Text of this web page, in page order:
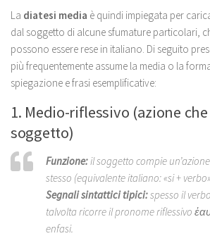
La diatesi media è quindi impiegata per
dal soggetto di alcune sfumature particolari,
possono essere rese in italiano. Di seguito
più frequentemente assume la media o la
spiegazione e frasi esemplificative:
1. Medio-riflessivo (azione
soggetto)
Funzione: il soggetto compie
stesso (equivalente italiano: «si +
Segnali sintattici tipici:spesso il
talvolta ricorre il pronome riflessivo
enfasi.